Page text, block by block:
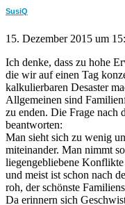
SusiQ
15. Dezember 2015 um
Ich denke, dass zu hohe
die wir auf einen Tag
kalkulierbaren Desaster
Allgemeinen sind
zu enden. Die Frage nach
beantworten:
Man sieht sich zu wenig
miteinander. Man nimmt
liegengebliebene
und meist ist schon nach
roh, der schönste
Da erinnern sich